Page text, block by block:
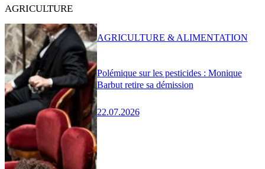
AGRICULTURE
Polémique sur les pesticides : Monique
Barbut retire sa démission
22.07.2026
AGRICULTURE & ALIMENTATION